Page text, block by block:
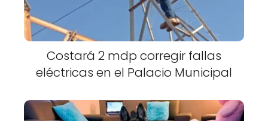
Costará 2 mdp corregir fallas
eléctricas en el Palacio Municipal